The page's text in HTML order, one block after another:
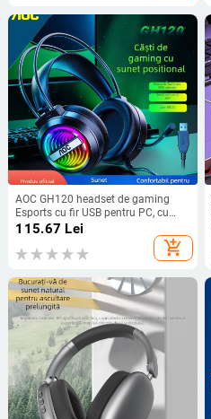
AOC GH120 headset de gaming
Esports cu fir USB pentru PC, cu
microfon, difuzoare de 40 mm,
interval de frecvență 20–20000 Hz,
cablu de 2 m
115.67 Lei
add_shopping_cart